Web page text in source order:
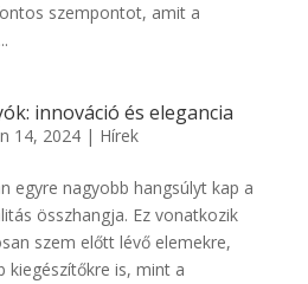
szempontot, amit a
innováció és elegancia
14, 2024| Hírek
egyre nagyobb hangsúlyt kap a
összhangja. Ez vonatkozik
szem előtt lévő elemekre,
kiegészítőkre is, mint a